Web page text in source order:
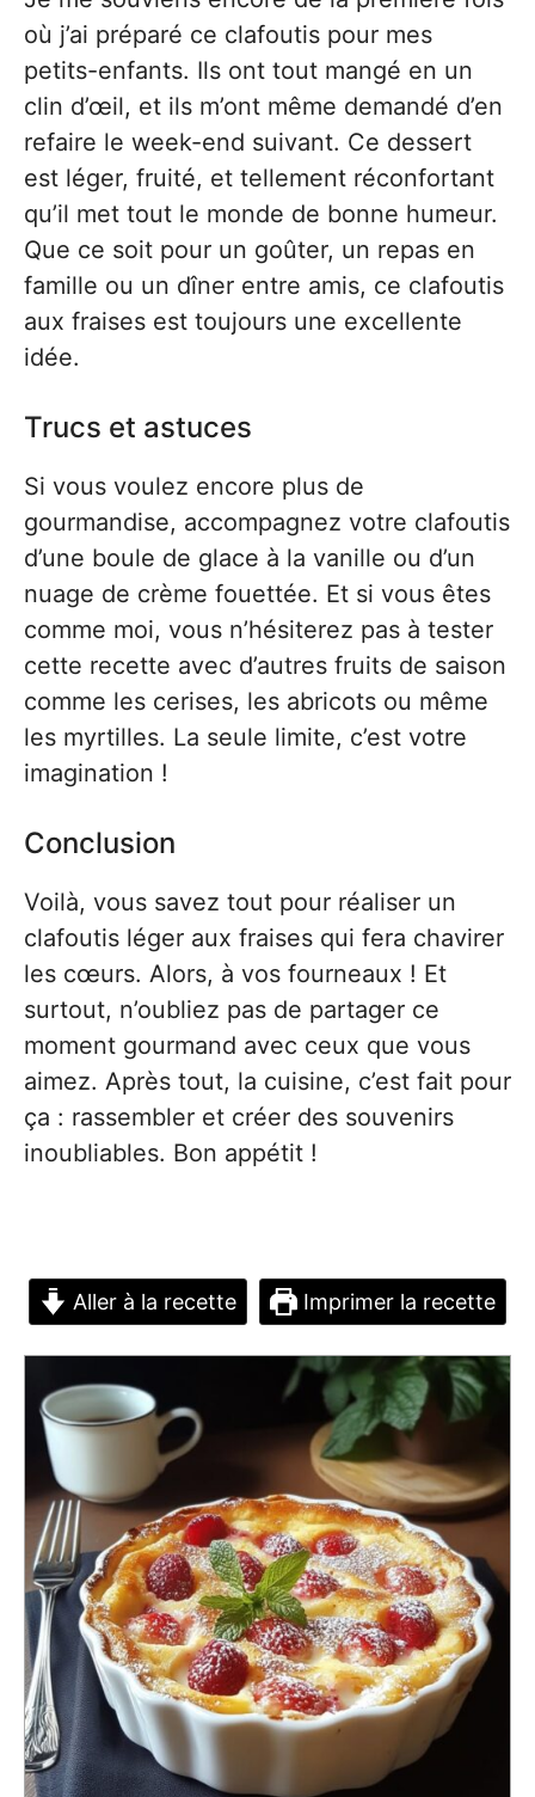
où j’ai préparé ce clafoutis pour mes
petits-enfants. Ils ont tout mangé en un
clin d’œil, et ils m’ont même demandé d’en
refaire le week-end suivant. Ce dessert
est léger, fruité, et tellement réconfortant
qu’il met tout le monde de bonne humeur.
Que ce soit pour un goûter, un repas en
famille ou un dîner entre amis, ce clafoutis
aux fraises est toujours une excellente
idée.
Trucs et astuces
Si vous voulez encore plus de
gourmandise, accompagnez votre clafoutis
d’une boule de glace à la vanille ou d’un
nuage de crème fouettée. Et si vous êtes
comme moi, vous n’hésiterez pas à tester
cette recette avec d’autres fruits de saison
comme les cerises, les abricots ou même
les myrtilles. La seule limite, c’est votre
imagination !
Conclusion
Voilà, vous savez tout pour réaliser un
clafoutis léger aux fraises qui fera chavirer
les cœurs. Alors, à vos fourneaux ! Et
surtout, n’oubliez pas de partager ce
moment gourmand avec ceux que vous
aimez. Après tout, la cuisine, c’est fait pour
ça : rassembler et créer des souvenirs
inoubliables. Bon appétit !
Aller à la recette Imprimer la recette